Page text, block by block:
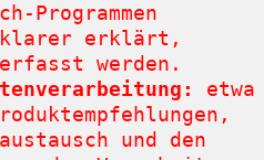
Programmen
klarer erklärt,
werden.
etwa
und den